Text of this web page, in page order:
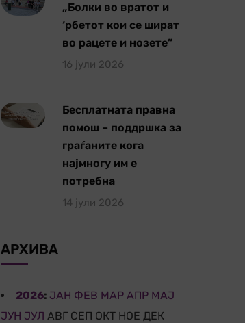
„Болки во вратот и
‘рбетот кои се шират
во рацете и нозете”
16 јули 2026
Бесплатната правна
помош – поддршка за
граѓаните кога
најмногу им е
потребна
14 јули 2026
АРХИВА
2026: ЈАН ФЕВ МАР АПР МАЈ
ЈУН ЈУЛ АВГ СЕП ОКТ НОЕ ДЕК